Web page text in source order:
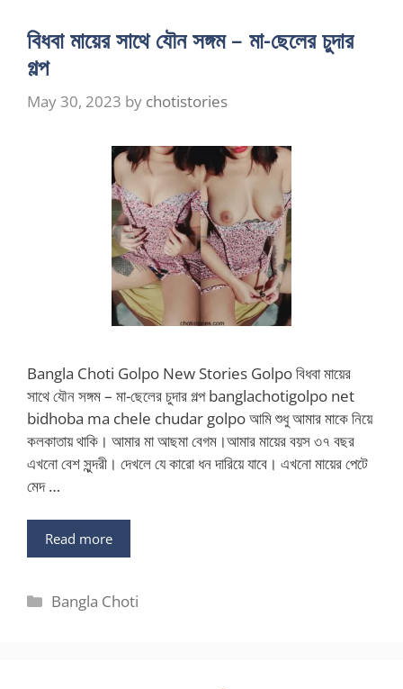
বিধবা মায়ের সাথে যৌন সঙ্গম – মা-ছেলের চুদার
গল্প
May 30, 2023 by chotistories
Bangla Choti Golpo New Stories Golpo বিধবা মায়ের
সাথে যৌন সঙ্গম – মা-ছেলের চুদার গল্প banglachotigolpo net
bidhoba ma chele chudar golpo আমি শুধু আমার মাকে নিয়ে
কলকাতায় থাকি। আমার মা আছমা বেগম।আমার মায়ের বয়স ৩৭ বছর
এখনো বেশ সুন্দরী। দেখলে যে কারো ধন দারিয়ে যাবে। এখনো মায়ের পেটে
মেদ …
Read more
Categories
Bangla Choti